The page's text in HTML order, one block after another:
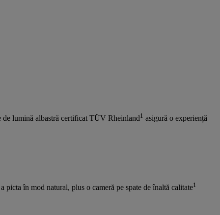
lumină albastră certificat TÜV Rheinland1 asigură o experiență
picta în mod natural, plus o cameră pe spate de înaltă calitate1